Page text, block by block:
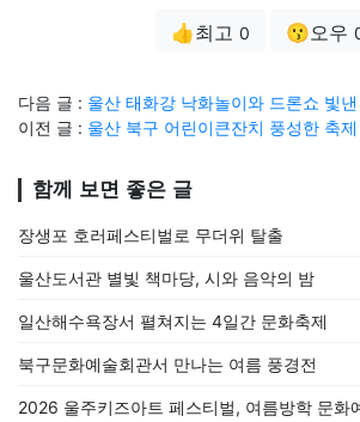
👍최고 0 😗오우
다음 글 : 울산 태화강 낙화놀이와 드론쇼 빛낸
이전 글 : 울산 북구 어린이큰잔치 풍성한 축
함께 보면 좋은 글
장생포 호러페스티벌로 무더위 탈출
울산도서관 별빛 책마당, 시와 음악의 밤
일산해수욕장서 펼쳐지는 4일간 문화축제
북구문화예술회관서 만나는 여름 풍경전
2026 울주키즈아트 페스티벌, 여름방학 문화